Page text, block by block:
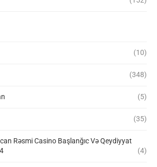
(10)
(348)
(5)
(35)
Rəsmi Casino Başlanğıc Və Qeydiyyat
(4)